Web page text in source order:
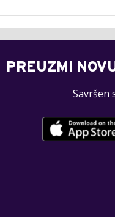
PREUZMI
Savršen